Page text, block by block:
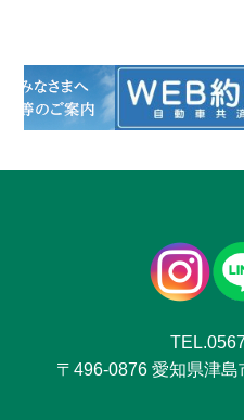
〒496-0876 愛知県津